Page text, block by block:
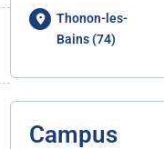
Thonon-les-
Bains (74)
Campus